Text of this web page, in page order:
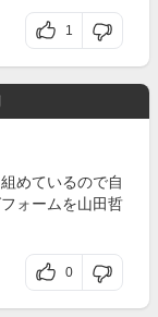
1
めているので自
ォームを山田哲
0